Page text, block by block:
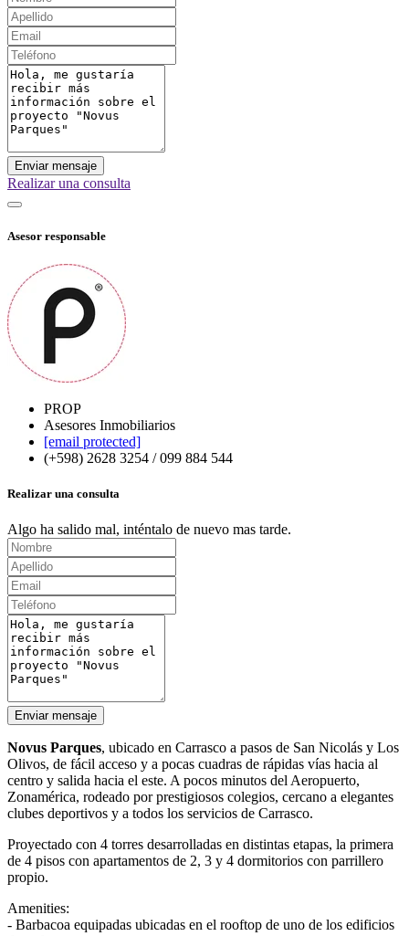
Enviar mensaje
Realizar una consulta
Asesor responsable
PROP
Asesores Inmobiliarios
[email protected]
(+598) 2628 3254 / 099 884 544
Realizar una consulta
Algo ha salido mal, inténtalo de nuevo mas tarde.
Enviar mensaje
Novus Parques, ubicado en Carrasco a pasos de San Nicolás y Los
Olivos, de fácil acceso y a pocas cuadras de rápidas vías hacia al
centro y salida hacia el este. A pocos minutos del Aeropuerto,
Zonamérica, rodeado por prestigiosos colegios, cercano a elegantes
clubes deportivos y a todos los servicios de Carrasco.
Proyectado con 4 torres desarrolladas en distintas etapas, la primera
de 4 pisos con apartamentos de 2, 3 y 4 dormitorios con parrillero
propio.
Amenities:
- Barbacoa equipadas ubicadas en el rooftop de uno de los edificios